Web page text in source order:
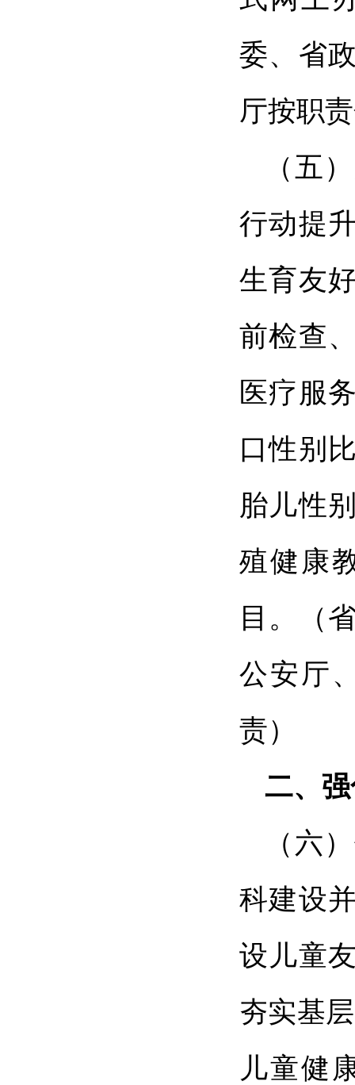
委、省
厅按职
（五
行动提
生育友
前检查
医疗服
口性别
胎儿性
殖健康
目。（
公安厅
责）
二、
（六
科建设
设儿童
夯实基
儿童健